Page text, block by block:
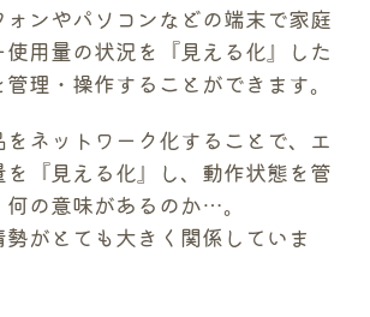
ォンやパソコンなどの端末で家庭
使用量の状況を『見える化』した
管理・操作することができます。
をネットワーク化することで、エ
を『見える化』し、動作状態を管
何の意味があるのか…。
勢がとても大きく関係していま